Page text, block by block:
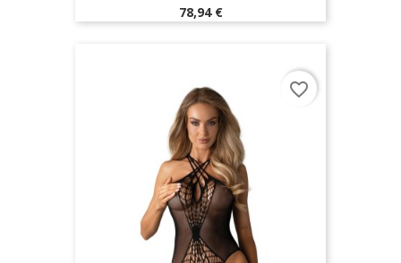
Prix
78,94 €
favorite_border